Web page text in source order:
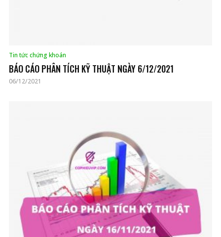
Tin tức chứng khoán
BÁO CÁO PHÂN TÍCH KỸ THUẬT NGÀY 6/12/2021
06/12/2021